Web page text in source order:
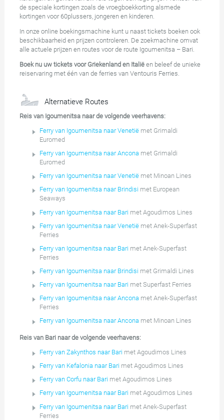
de speciale kortingen zoals de vroegboekkorting alsmede
kortingen voor 60plussers, jongeren en kinderen.
In onze online boekingsmachine kunt u naast tickets boeken ook
beschikbaarheid en prijzen controleren. De zoekmachine omvat
alle actuele prijzen en routes voor de route Igoumenitsa – Bari.
Boek nu uw tickets voor Griekenland en Italiëen beleef de unieke
reiservaring met één van de ferries van Ventouris Ferries.
Alternatieve Routes
Reis van Igoumenitsa naar de volgende veerhavens:
Ferry van Igoumenitsa naar Venetiëmet Grimaldi
Euromed
Ferry van Igoumenitsa naar Ancona met Grimaldi
Euromed
Ferry van Igoumenitsa naar Venetiëmet Minoan Lines
Ferry van Igoumenitsa naar Brindisi met European
Seaways
Ferry van Igoumenitsa naar Bari met Agoudimos Lines
Ferry van Igoumenitsa naar Venetiëmet Anek-Superfast
Ferries
Ferry van Igoumenitsa naar Bari met Anek-Superfast
Ferries
Ferry van Igoumenitsa naar Brindisi met Grimaldi Lines
Ferry van Igoumenitsa naar Bari met Superfast Ferries
Ferry van Igoumenitsa naar Ancona met Anek-Superfast
Ferries
Ferry van Igoumenitsa naar Ancona met Minoan Lines
Reis van Bari naar de volgende veerhavens:
Ferry van Zakynthos naar Bari met Agoudimos Lines
Ferry van Kefalonia naar Bari met Agoudimos Lines
Ferry van Corfu naar Bari met Agoudimos Lines
Ferry van Igoumenitsa naar Bari met Agoudimos Lines
Ferry van Igoumenitsa naar Bari met Anek-Superfast
Ferries